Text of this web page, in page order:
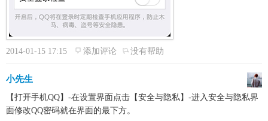
2014-01-15 17:15 添加评论 没有帮助
小先生
【打开手机QQ】-在设置界面点击【安全与隐私】-进入安全与隐私界
面修改QQ密码就在界面的最下方。